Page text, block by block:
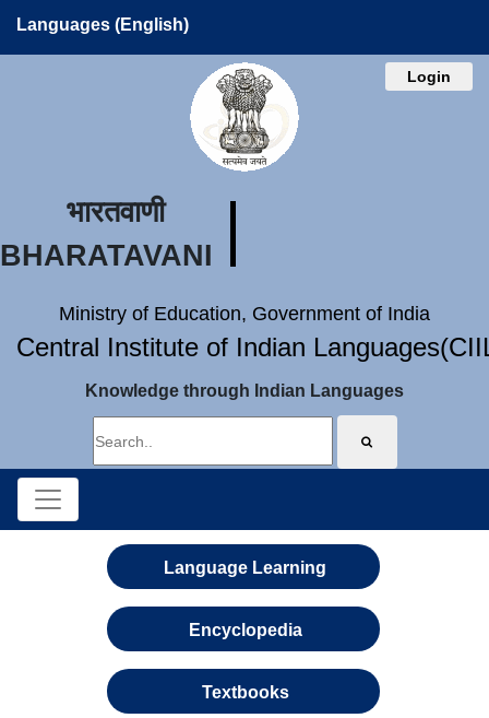
Languages (English)
Login
भारतवाणी
BHARATAVANI
Ministry of Education, Government of India
Central Institute of Indian
Knowledge through Indian Languages
Language Learning
Encyclopedia
Textbooks